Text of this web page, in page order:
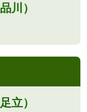
川）
立）